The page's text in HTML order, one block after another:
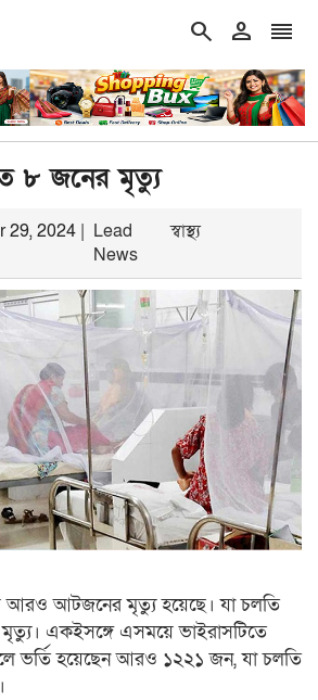
search person reorder
অন্তর্বর্তী সরকার: ইশরাক double_arrow
৮ জনের মৃত্যু
29, 2024 | Lead
News
স্বাস্থ্য
আরও আটজনের মৃত্যু হয়েছে। যা চলতি
একইসঙ্গে এসময়ে ভাইরাসটিতে
ভর্তি হয়েছেন আরও ১২২১ জন, যা চলতি